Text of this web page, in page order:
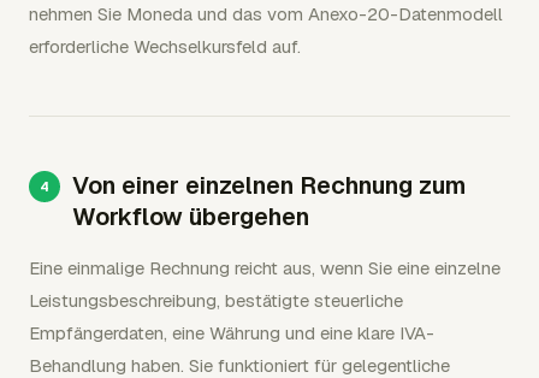
nehmen Sie Moneda und das vom Anexo-20-Datenmodell
erforderliche Wechselkursfeld auf.
Von einer einzelnen Rechnung zum
Workflow übergehen
Eine einmalige Rechnung reicht aus, wenn Sie eine einzelne
Leistungsbeschreibung, bestätigte steuerliche
Empfängerdaten, eine Währung und eine klare IVA-
Behandlung haben. Sie funktioniert für gelegentliche